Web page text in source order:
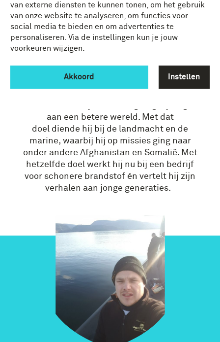
van externe diensten te kunnen tonen, om het gebruik
van onze website te analyseren, om functies voor
social media te bieden en om advertenties te
personaliseren. Via de instellingen kun je jouw
voorkeuren wijzigen.
Akkoord Instellen
VETERAAN VERTELT: ERIK
VAN DER MEIJDE
aan een betere wereld. Met dat
doel diende hij bij de landmacht en de
marine, waarbij hij op missies ging naar
onder andere Afghanistan en Somalië. Met
hetzelfde doel werkt hij nu bij een bedrijf
voor schonere brandstof én vertelt hij zijn
verhalen aan jonge generaties.